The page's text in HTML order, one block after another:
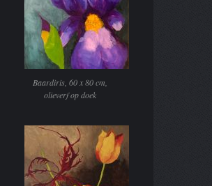
Baardiris, 60 x 80 cm,
olieverf op doek